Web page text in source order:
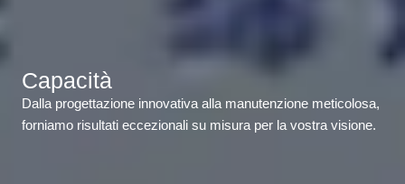
Capacità
Dalla progettazione innovativa alla manutenzione meticolosa,
forniamo risultati eccezionali su misura per la vostra visione.